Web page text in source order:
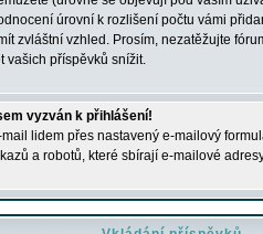
úrovní k rozlišení počtu vámi
zvláštní vzhled. Prosím, nezatěžujte
vašich příspěvků snížit.
vyzván k přihlášení!
lidem přes nastavený e-mailový
a robotů, které sbírají e-mailové